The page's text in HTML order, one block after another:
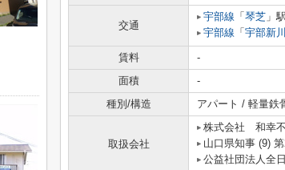
交通
宇部線 「 琴芝 」
宇部線 「 宇部新川
賃料 -
面積
-
種別/構造
アパート / 軽量鉄
取扱会社
株式会社 和幸
山口県知事 (9)
公益社団法人全